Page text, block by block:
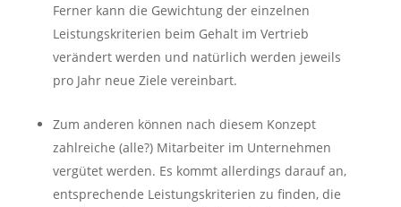
Ferner kann die Gewichtung der einzelnen
Leistungskriterien beim Gehalt im Vertrieb
verändert werden und natürlich werden jeweils
pro Jahr neue Ziele vereinbart.
Zum anderen können nach diesem Konzept
zahlreiche (alle?) Mitarbeiter im Unternehmen
vergütet werden. Es kommt allerdings darauf an,
entsprechende Leistungskriterien zu finden, die